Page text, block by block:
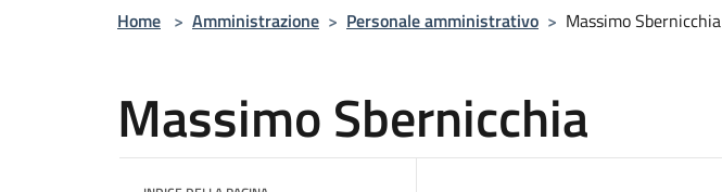
Home > Amministrazione > Personale amministrativo > Massimo Sbernicchia
Massimo Sbernicchia